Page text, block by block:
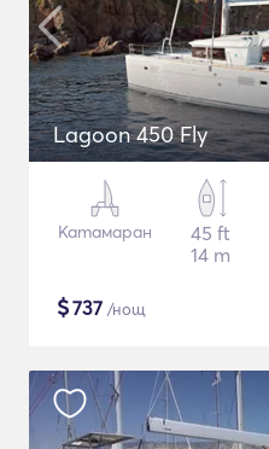
Lagoon 450 Fly
Катамаран
45 ft
14 m
$737 /нощ